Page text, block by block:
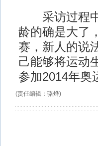
采访过程中
龄的确是大了
赛，新人的说
己能够将运动
参加2014年奥
(责任编辑：骆烨)